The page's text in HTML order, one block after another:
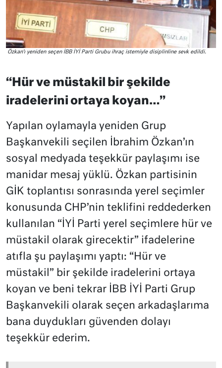
Özkan’ı yeniden seçen İBB İYİ Parti Grubu ihraç istemiyle disiplinline sevk edildi.
“Hür ve müstakil bir şekilde
iradelerini ortaya koyan…”
Yapılan oylamayla yeniden Grup
Başkanvekili seçilen İbrahim Özkan’ın
sosyal medyada teşekkür paylaşımı ise
manidar mesaj yüklü. Özkan partisinin
GİK toplantısı sonrasında yerel seçimler
konusunda CHP’nin teklifini reddederken
kullanılan “İYİ Parti yerel seçimlere hür ve
müstakil olarak girecektir” ifadelerine
atıfla şu paylaşımı yaptı: “Hür ve
müstakil” bir şekilde iradelerini ortaya
koyan ve beni tekrar İBB İYİ Parti Grup
Başkanvekili olarak seçen arkadaşlarıma
bana duydukları güvenden dolayı
teşekkür ederim.